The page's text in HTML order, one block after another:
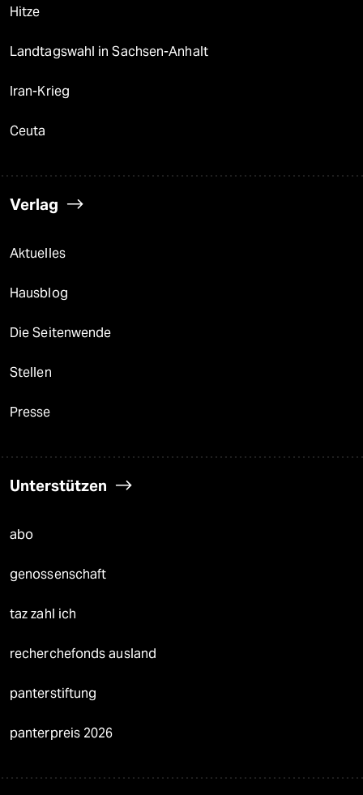
Hitze
Landtagswahl in Sachsen-Anhalt
Iran-Krieg
Ceuta
Verlag
Aktuelles
Hausblog
Die Seitenwende
Stellen
Presse
Unterstützen
abo
genossenschaft
taz zahl ich
recherchefonds ausland
panterstiftung
panterpreis 2026